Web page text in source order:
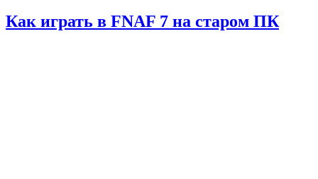
Как играть в FNAF 7 на старом ПК